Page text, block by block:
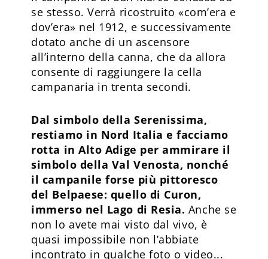
se stesso. Verrà ricostruito «com’era e
dov’era» nel 1912, e successivamente
dotato anche di un ascensore
all’interno della canna, che da allora
consente di raggiungere la cella
campanaria in trenta secondi.
Dal simbolo della Serenissima,
restiamo in Nord Italia e facciamo
rotta in Alto Adige per ammirare il
simbolo della Val Venosta, nonché
il campanile forse più pittoresco
del Belpaese: quello di Curon,
immerso nel Lago di Resia. Anche se
non lo avete mai visto dal vivo, è
quasi impossibile non l’abbiate
incontrato in qualche foto o video...